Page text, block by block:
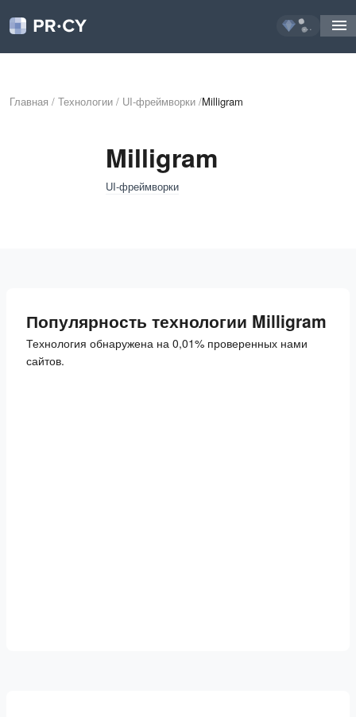
...
Главная / Технологии / UI-фреймворки /Milligram
Milligram
UI-фреймворки
Популярность технологии Milligram
Технология обнаружена на 0,01% проверенных нами
сайтов.